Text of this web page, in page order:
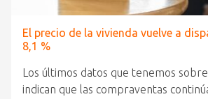
El precio de la vivienda vuelve a
8,1 %
Los últimos datos que tenemos
indican que las compraventas